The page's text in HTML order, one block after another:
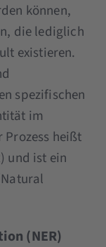
können,
die lediglich
existieren.
spezifischen
im
Prozess heißt
und ist ein
(NER)